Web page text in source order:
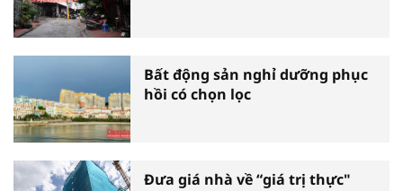
Bất động sản nghỉ dưỡng phục
hồi có chọn lọc
Đưa giá nhà về “giá trị thực"